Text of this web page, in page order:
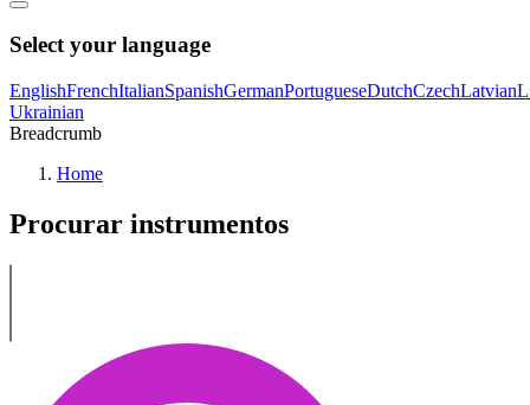
Select your language
EnglishFrenchItalianSpanishGermanPortugueseDutchCzechLatvian
Ukrainian
Breadcrumb
Home
Procurar instrumentos